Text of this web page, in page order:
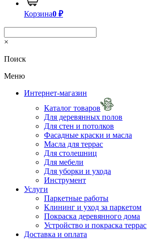
Корзина0 ₽
×
Поиск
Меню
Интернет-магазин
Каталог товаров
Для деревянных полов
Для стен и потолков
Фасадные краски и масла
Масла для террас
Для столешниц
Для мебели
Для уборки и ухода
Инструмент
Услуги
Паркетные работы
Клининг и уход за паркетом
Покраска деревянного дома
Устройство и покраска террас
Доставка и оплата